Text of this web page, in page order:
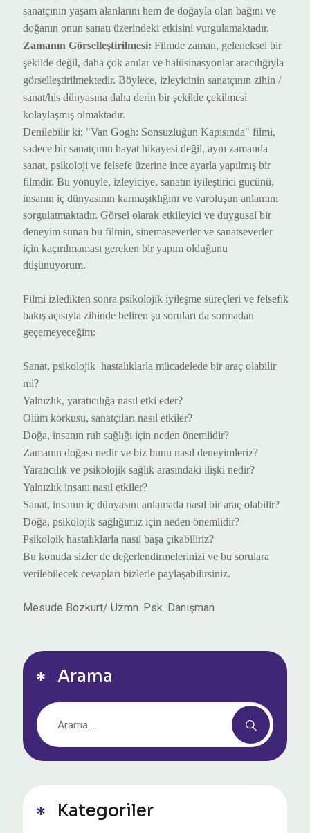
sanatçının yaşam alanlarını hem de doğayla olan bağını ve
doğanın onun sanatı üzerindeki etkisini vurgulamaktadır.
Zamanın Görselleştirilmesi: Filmde zaman, geleneksel bir
şekilde değil, daha çok anılar ve halüsinasyonlar aracılığıyla
görselleştirilmektedir. Böylece, izleyicinin sanatçının zihin /
sanat/his dünyasına daha derin bir şekilde çekilmesi
kolaylaşmış olmaktadır.
Denilebilir ki; "Van Gogh: Sonsuzluğun Kapısında" filmi,
sadece bir sanatçının hayat hikayesi değil, aynı zamanda
sanat, psikoloji ve felsefe üzerine ince ayarla yapılmış bir
filmdir. Bu yönüyle, izleyiciye, sanatın iyileştirici gücünü,
insanın iç dünyasının karmaşıklığını ve varoluşun anlamını
sorgulatmaktadır. Görsel olarak etkileyici ve duygusal bir
deneyim sunan bu filmin, sinemaseverler ve sanatseverler
için kaçırılmaması gereken bir yapım olduğunu
düşünüyorum.
Filmi izledikten sonra psikolojik iyileşme süreçleri ve felsefik
bakış açısıyla zihinde beliren şu soruları da sormadan
geçemeyeceğim:
Sanat, psikolojik hastalıklarla mücadelede bir araç olabilir
mi?
Yalnızlık, yaratıcılığa nasıl etki eder?
Ölüm korkusu, sanatçıları nasıl etkiler?
Doğa, insanın ruh sağlığı için neden önemlidir?
Zamanın doğası nedir ve biz bunu nasıl deneyimleriz?
Yaratıcılık ve psikolojik sağlık arasındaki ilişki nedir?
Yalnızlık insanı nasıl etkiler?
Sanat, insanın iç dünyasını anlamada nasıl bir araç olabilir?
Doğa, psikolojik sağlığımız için neden önemlidir?
Psikoloik hastalıklarla nasıl başa çıkabiliriz?
Bu konuda sizler de değerlendirmelerinizi ve bu sorulara
verilebilecek cevapları bizlerle paylaşabilirsiniz.
Mesude Bozkurt/ Uzmn. Psk. Danışman
Arama
Kategoriler